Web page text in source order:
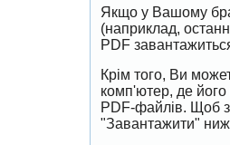
Якщо у Вашому
(наприклад,
PDF
Крім того, Ви
комп'ютер, де
PDF-файлів. Щоб
"Завантажити"